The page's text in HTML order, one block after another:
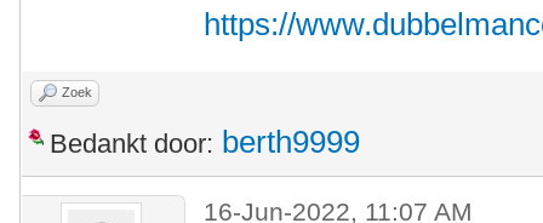
https://
Zoek
Bedankt door: berth9999
16-Jun-2022, 11:07 AM